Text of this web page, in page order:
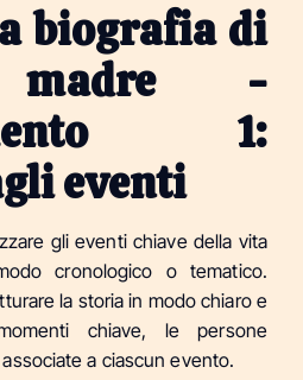
biografia di
madre -
1:
eventi
gli eventi chiave della vita
cronologico o tematico.
la storia in modo chiaro e
chiave, le persone
a ciascun evento.